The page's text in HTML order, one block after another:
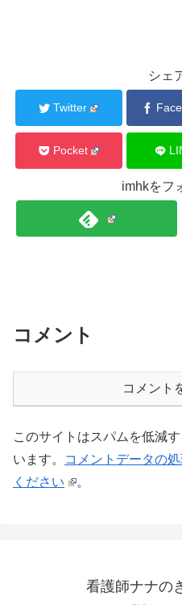
シェ
Twitter
Pocket
imhkをフ
コメント
コメント
このサイトはスパムを低減
います。
コメントデータの
ください
。
看護師ナナの